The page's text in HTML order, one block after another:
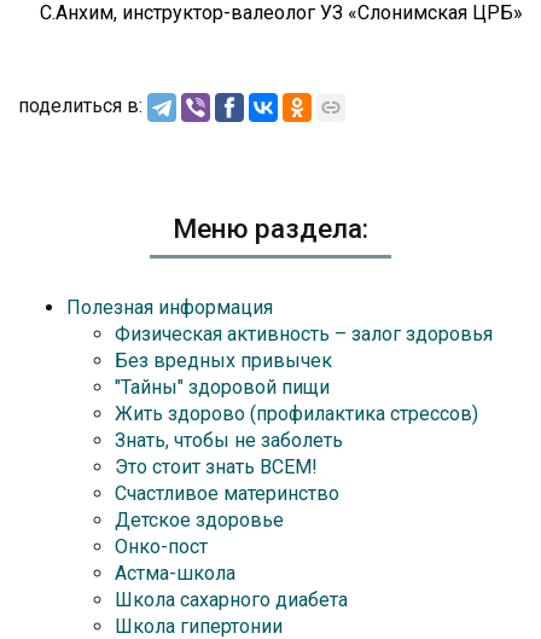
С.Анхим, инструктор-валеолог УЗ «Слонимская ЦРБ»
поделиться в:
Меню раздела:
Полезная информация
Физическая активность – залог здоровья
Без вредных привычек
"Тайны" здоровой пищи
Жить здорово (профилактика стрессов)
Знать, чтобы не заболеть
Это стоит знать ВСЕМ!
Счастливое материнство
Детское здоровье
Онко-пост
Астма-школа
Школа сахарного диабета
Школа гипертонии